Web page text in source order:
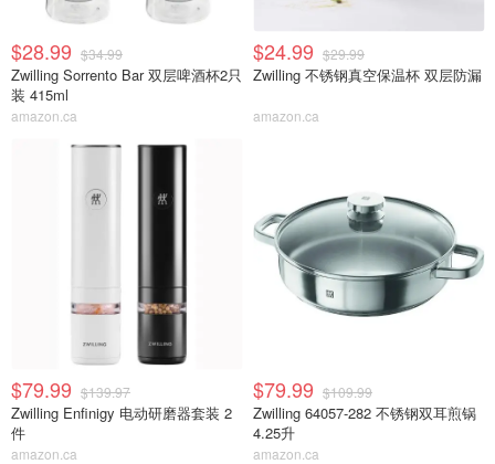
$28.99 $34.99
Zwilling Sorrento Bar 双层啤酒杯2只
装 415ml
amazon.ca
$24.99 $29.99
Zwilling 不锈钢真空保温杯 双层防漏
amazon.ca
$79.99 $139.97
Zwilling Enfinigy 电动研磨器套装 2
件
amazon.ca
$79.99 $109.99
Zwilling 64057-282 不锈钢双耳煎锅
4.25升
amazon.ca